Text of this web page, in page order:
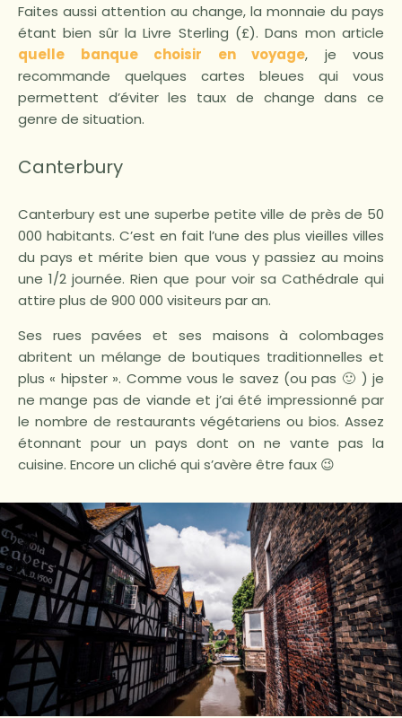
Faites aussi attention au change, la monnaie du pays
étant bien sûr la Livre Sterling (£). Dans mon article
quelle banque choisir en voyage, je vous
recommande quelques cartes bleues qui vous
permettent d’éviter les taux de change dans ce
genre de situation.
Canterbury
Canterbury est une superbe petite ville de près de 50
000 habitants. C’est en fait l’une des plus vieilles villes
du pays et mérite bien que vous y passiez au moins
une 1/2 journée. Rien que pour voir sa Cathédrale qui
attire plus de 900 000 visiteurs par an.
Ses rues pavées et ses maisons à colombages
abritent un mélange de boutiques traditionnelles et
plus « hipster ». Comme vous le savez (ou pas 🙂 ) je
ne mange pas de viande et j’ai été impressionné par
le nombre de restaurants végétariens ou bios. Assez
étonnant pour un pays dont on ne vante pas la
cuisine. Encore un cliché qui s’avère être faux 😉